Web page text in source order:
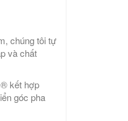
chúng tôi tự
và chất
kết hợp
góc pha